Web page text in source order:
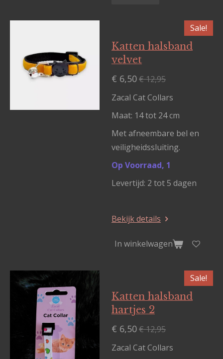
Sale!
Katten halsband
velvet
€ 6,50€ 12,95
Zacal Cat Collars
Maat: 14 tot 24 cm
Met afneembare bel en
veiligheidssluiting.
Op Voorraad, 1
Levertijd: 2 tot 5 dagen
Bekijk details
In winkelwagen
Sale!
Katten halsband
hartjes 2
€ 6,50€ 12,95
Zacal Cat Collars